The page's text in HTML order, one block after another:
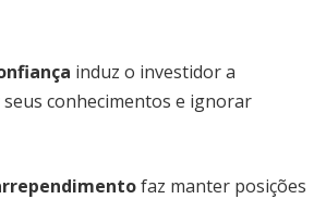
induz o investidor a
conhecimentos e ignorar
faz manter posições